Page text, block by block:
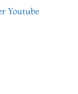
Youtube